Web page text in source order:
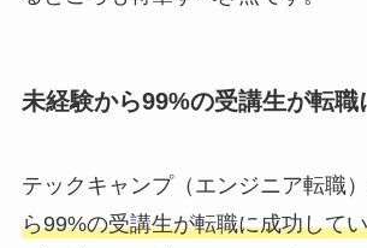
未経験から99%の受講生が転職
テックキャンプ（エンジニア転職）
ら99%の受講生が転職に成功して